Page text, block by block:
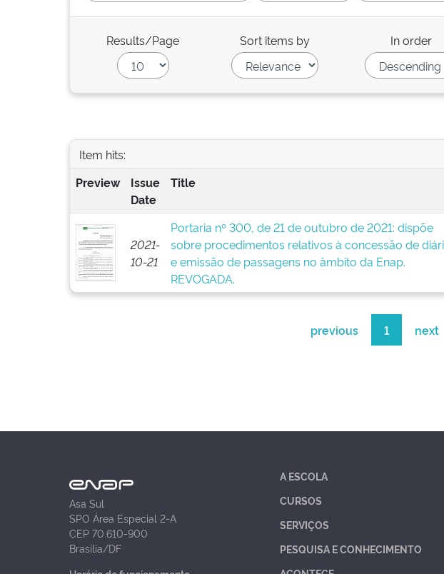
Results/Page Sort items by In order
Item hits:
Preview
Issue
Date
Title
2021-
10-21
Portaria nº 300, de 21 de outubro de 2021: dispõe
sobre procedimentos relativos à concessão de
e emissão de passagens no âmbito da Enap.
REVOGADA.
previous 1 next
Asa Sul
SPO Área Especial 2-A
CEP 70.610-900
Brasília/DF
A ESCOLA
CURSOS
SERVIÇOS
PESQUISA E CONHECIMENTO